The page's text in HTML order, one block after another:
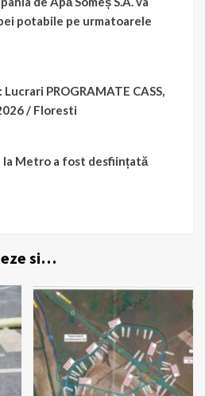
potabile pe urmatoarele
PROGRAMATE CASS,
/ Floresti
Metro a fost desființată
si…